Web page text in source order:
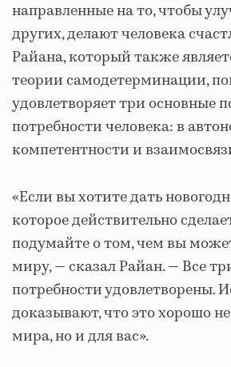
направленные на то, чтобы
других, делают человека
Райана, который также
теории самодетерминации,
удовлетворяет три основные
потребности человека: в
компетентности и
«Если вы хотите дать
которое действительно
подумайте о том, чем вы
миру, — сказал Райан. — Все
потребности удовлетворены.
доказывают, что это хорошо
мира, но и для вас».